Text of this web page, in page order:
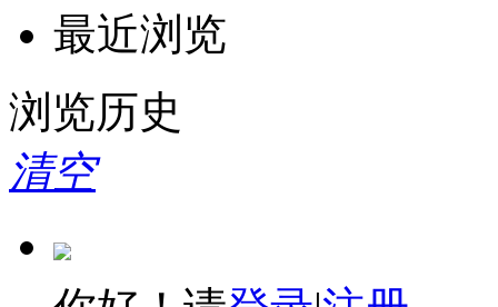
最近浏览
浏览历史
清空